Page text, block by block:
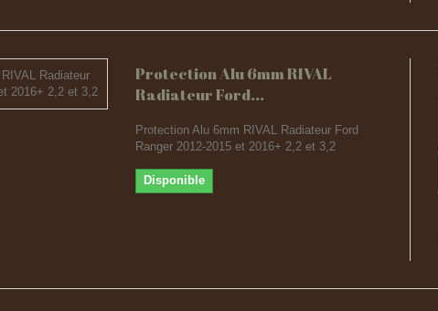
Protection Alu 6mm RIVAL
Radiateur Ford...
Protection Alu 6mm RIVAL Radiateur Ford
Ranger 2012-2015 et 2016+ 2,2 et 3,2
Disponible